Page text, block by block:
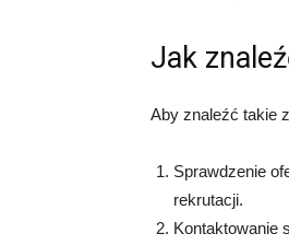
Jak
Aby znaleźć takie
Sprawdzenie
rekrutacji.
Kontaktowanie